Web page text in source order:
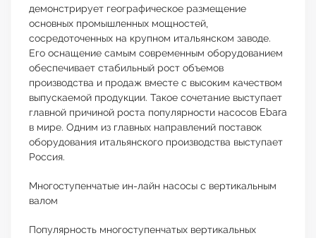
демонстрирует географическое размещение
основных промышленных мощностей,
сосредоточенных на крупном итальянском заводе.
Его оснащение самым современным оборудованием
обеспечивает стабильный рост объемов
производства и продаж вместе с высоким качеством
выпускаемой продукции. Такое сочетание выступает
главной причиной роста популярности насосов Ebara
в мире. Одним из главных направлений поставок
оборудования итальянского производства выступает
Россия.
Многоступенчатые ин-лайн насосы с вертикальным
валом
Популярность многоступенчатых вертикальных